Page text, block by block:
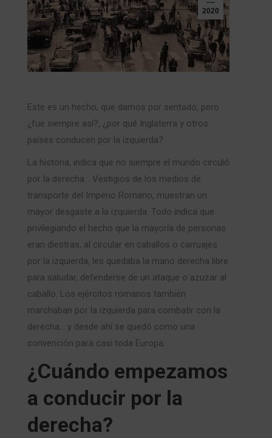
2020
Este es un hecho, que damos por sentado, pero
¿fue siempre así?, ¿por qué Inglaterra y otros
países conducen por la izquierda?
La historia, indica que no siempre el mundo circuló
por la derecha… Vestigios de los medios de
transporte del Imperio Romano, muestran un
mayor desgaste a la izquierda. Todo indica que
privilegiando el hecho que la mayoría de personas
eran diestras, al circular en caballos o carruajes
por la izquierda, les quedaba la mano derecha libre
para saludar, defenderse de un ataque o azuzar al
caballo. Los ejércitos romanos también
marchaban por la izquierda para combatir con la
derecha… y desde ahí se quedó como una
convención para casi toda Europa.
¿Cuándo empezamos
a conducir por la
derecha?